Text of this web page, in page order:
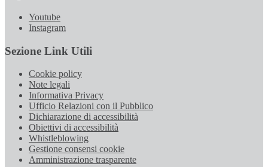
Youtube
Instagram
Sezione Link Utili
Cookie policy
Note legali
Informativa Privacy
Ufficio Relazioni con il Pubblico
Dichiarazione di accessibilità
Obiettivi di accessibilità
Whistleblowing
Gestione consensi cookie
Amministrazione trasparente